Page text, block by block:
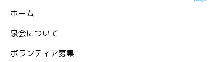
ホーム
泉会について
ボランティア募集